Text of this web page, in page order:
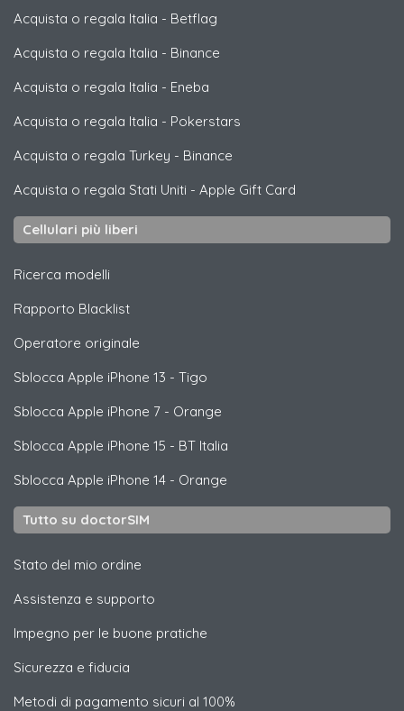
Acquista o regala Italia - Betflag
Acquista o regala Italia - Binance
Acquista o regala Italia - Eneba
Acquista o regala Italia - Pokerstars
Acquista o regala Turkey - Binance
Acquista o regala Stati Uniti - Apple Gift Card
Cellulari più liberi
Ricerca modelli
Rapporto Blacklist
Operatore originale
Sblocca Apple iPhone 13 - Tigo
Sblocca Apple iPhone 7 - Orange
Sblocca Apple iPhone 15 - BT Italia
Sblocca Apple iPhone 14 - Orange
Tutto su doctorSIM
Stato del mio ordine
Assistenza e supporto
Impegno per le buone pratiche
Sicurezza e fiducia
Metodi di pagamento sicuri al 100%